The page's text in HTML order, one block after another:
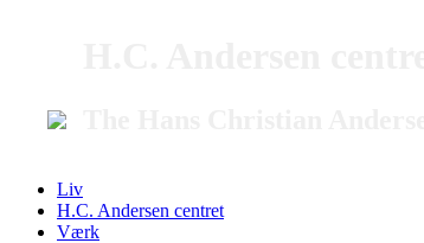
Liv
H.C. Andersen centret
Værk